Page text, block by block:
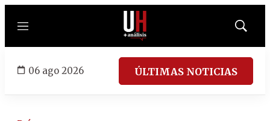
Menú
Mostrar
06 ago 2026 ÚLTIMAS NOTICIAS